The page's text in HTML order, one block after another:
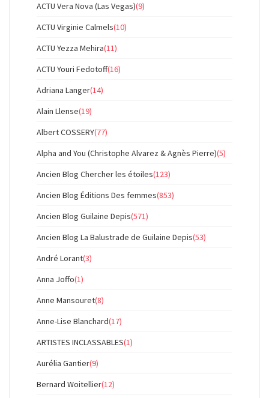
ACTU Vera Nova (Las Vegas)(9)
ACTU Virginie Calmels(10)
ACTU Yezza Mehira(11)
ACTU Youri Fedotoff(16)
Adriana Langer(14)
Alain Llense(19)
Albert COSSERY(77)
Alpha and You (Christophe Alvarez & Agnès Pierre)(5)
Ancien Blog Chercher les étoiles(123)
Ancien Blog Éditions Des femmes(853)
Ancien Blog Guilaine Depis(571)
Ancien Blog La Balustrade de Guilaine Depis(53)
André Lorant(3)
Anna Joffo(1)
Anne Mansouret(8)
Anne-Lise Blanchard(17)
ARTISTES INCLASSABLES(1)
Aurélia Gantier(9)
Bernard Woitellier(12)